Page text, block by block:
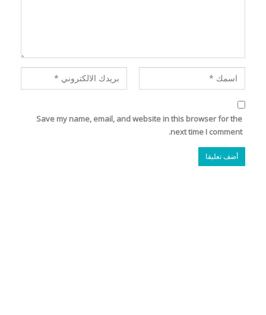
Save my name, email, and website in this browser for the
next time I comment.